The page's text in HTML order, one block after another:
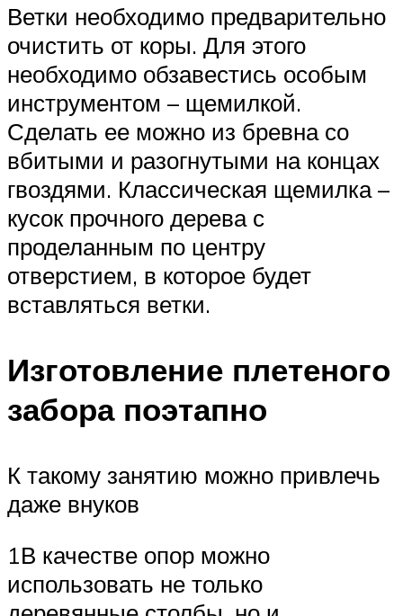
Ветки необходимо предварительно
очистить от коры. Для этого
необходимо обзавестись особым
инструментом – щемилкой.
Сделать ее можно из бревна со
вбитыми и разогнутыми на концах
гвоздями. Классическая щемилка –
кусок прочного дерева с
проделанным по центру
отверстием, в которое будет
вставляться ветки.
Изготовление плетеного
забора поэтапно
К такому занятию можно привлечь
даже внуков
1В качестве опор можно
использовать не только